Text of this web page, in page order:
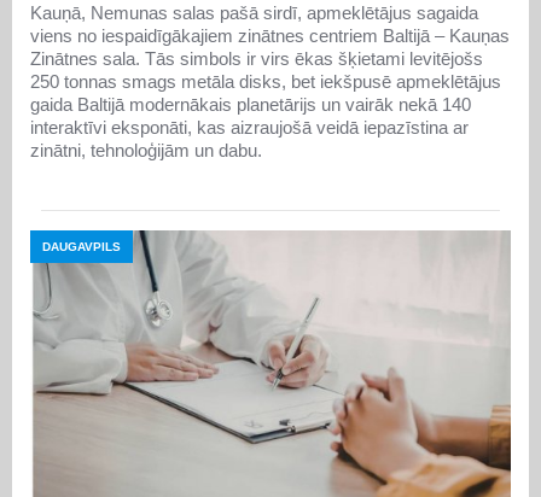
Kauņā, Nemunas salas pašā sirdī, apmeklētājus sagaida
viens no iespaidīgākajiem zinātnes centriem Baltijā – Kauņas
Zinātnes sala. Tās simbols ir virs ēkas šķietami levitējošs
250 tonnas smags metāla disks, bet iekšpusē apmeklētājus
gaida Baltijā modernākais planetārijs un vairāk nekā 140
interaktīvi eksponāti, kas aizraujošā veidā iepazīstina ar
zinātni, tehnoloģijām un dabu.
DAUGAVPILS